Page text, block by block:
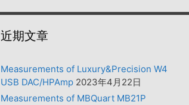
近期文章
Measurements of Luxury&Precision W4
USB DAC/HPAmp 2023年4月22日
Measurements of MBQuart MB21P